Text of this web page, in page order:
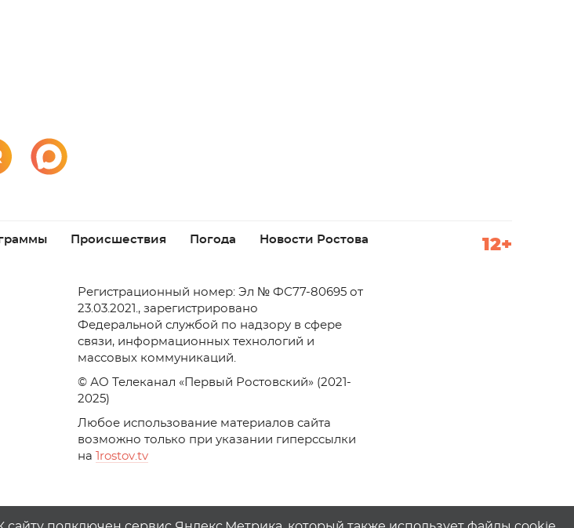
Происшествия Погода Новости Ростова 12+
Регистрационный номер: Эл № ФС77-80695 от
23.03.2021., зарегистрировано
Федеральной службой по надзору в сфере
связи, информационных технологий и
массовых коммуникаций.
© АО Телеканал «Первый Ростовский» (2021-
2025)
Любое использование материалов сайта
возможно только при указании гиперссылки
на
rostov.tv